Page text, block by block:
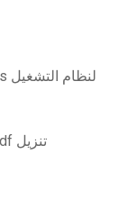
باثفايندر الاستعداد للتدريب الأساسي للحرب pdf تنزيل